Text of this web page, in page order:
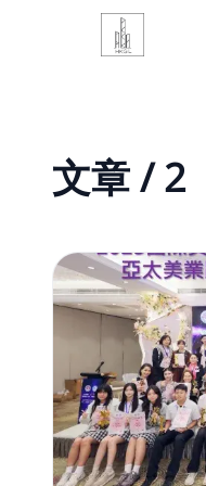
文章 / 2